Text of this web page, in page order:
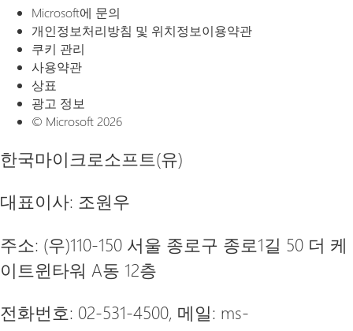
Microsoft에 문의
개인정보처리방침 및 위치정보이용약관
쿠키 관리
사용약관
상표
광고 정보
© Microsoft 2026
한국마이크로소프트(유)
대표이사: 조원우
주소: (우)110-150 서울 종로구 종로1길 50 더 케
이트윈타워 A동 12층
전화번호: 02-531-4500, 메일: ms-